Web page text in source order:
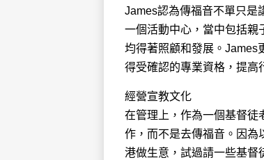
James認為傳福音不單只是
一個活動中心，當中包括親
均得著照顧和發展。James
得受確認的專業資格，提高
經營宣教文化
在管理上，作為一個基督徒
作，而不是去傳福音。因為
港做生意，試過請一些基督